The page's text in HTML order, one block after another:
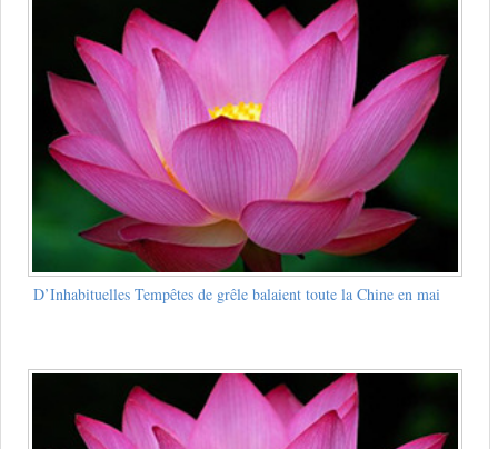
D’Inhabituelles Tempêtes de grêle balaient toute la Chine en mai